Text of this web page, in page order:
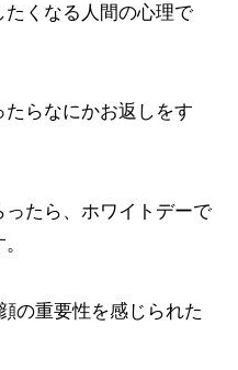
くなる人間の心理で
らなにかお返しをす
たら、ホワイトデーで
の重要性を感じられた